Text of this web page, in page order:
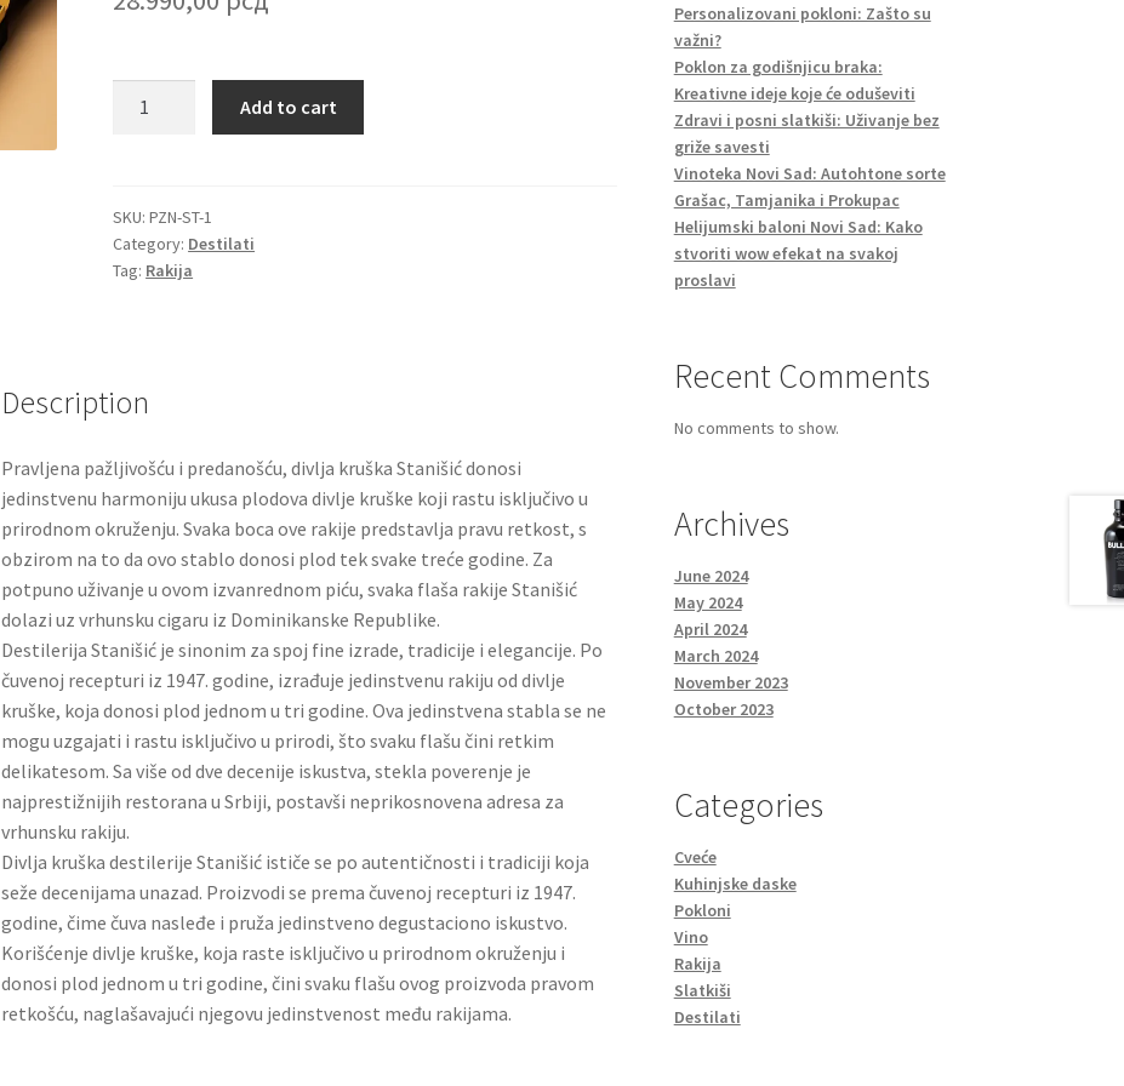
divlje
kruške
box
Add to cart
SKU:PZN-ST-1
Category: Destilati
Tag: Rakija
Description
Pravljena pažljivošću i predanošću, divlja kruška Stanišić donosi
jedinstvenu harmoniju ukusa plodova divlje kruške koji rastu isključivo u
prirodnom okruženju. Svaka boca ove rakije predstavlja pravu retkost, s
obzirom na to da ovo stablo donosi plod tek svake treće godine. Za
potpuno uživanje u ovom izvanrednom piću, svaka flaša rakije Stanišić
dolazi uz vrhunsku cigaru iz Dominikanske Republike.
Destilerija Stanišić je sinonim za spoj fine izrade, tradicije i elegancije. Po
čuvenoj recepturi iz 1947. godine, izrađuje jedinstvenu rakiju od divlje
kruške, koja donosi plod jednom u tri godine. Ova jedinstvena stabla se ne
mogu uzgajati i rastu isključivo u prirodi, što svaku flašu čini retkim
delikatesom. Sa više od dve decenije iskustva, stekla poverenje je
najprestižnijih restorana u Srbiji, postavši neprikosnovena adresa za
vrhunsku rakiju.
Divlja kruška destilerije Stanišić ističe se po autentičnosti i tradiciji koja
seže decenijama unazad. Proizvodi se prema čuvenoj recepturi iz 1947.
godine, čime čuva nasleđe i pruža jedinstveno degustaciono iskustvo.
Korišćenje divlje kruške, koja raste isključivo u prirodnom okruženju i
donosi plod jednom u tri godine, čini svaku flašu ovog proizvoda pravom
retkošću, naglašavajući njegovu jedinstvenost među rakijama.
Personalizovani pokloni: Zašto su
važni?
Poklon za godišnjicu braka:
Kreativne ideje koje će oduševiti
Zdravi i posni slatkiši: Uživanje bez
griže savesti
Vinoteka Novi Sad: Autohtone sorte
Grašac, Tamjanika i Prokupac
Helijumski baloni Novi Sad: Kako
stvoriti wow efekat na svakoj
proslavi
Recent Comments
No comments to show.
Archives
June 2024
May 2024
April 2024
March 2024
November 2023
October 2023
Categories
Cveće
Kuhinjske daske
Pokloni
Vino
Rakija
Slatkiši
Destilati